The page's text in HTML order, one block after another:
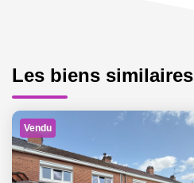
Les biens similaires
Vendu